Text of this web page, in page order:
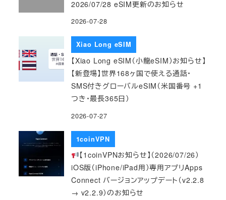
2026/07/28 eSIM更新のお知らせ
2026-07-28
Xiao Long eSIM
【Xiao Long eSIM（小龍eSIM）お知らせ】
【新登場】世界168ヶ国で使える通話・
SMS付きグローバルeSIM（米国番号 +1
つき・最長365日）
2026-07-27
1coinVPN
【1coinVPNお知らせ】（2026/07/26）
iOS版（iPhone/iPad用）専用アプリApps
Connect バージョンアップデート（v2.2.8
→ v2.2.9）のお知らせ